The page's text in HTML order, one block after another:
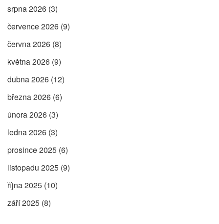
srpna 2026 (3)
července 2026 (9)
června 2026 (8)
května 2026 (9)
dubna 2026 (12)
března 2026 (6)
února 2026 (3)
ledna 2026 (3)
prosince 2025 (6)
listopadu 2025 (9)
října 2025 (10)
září 2025 (8)